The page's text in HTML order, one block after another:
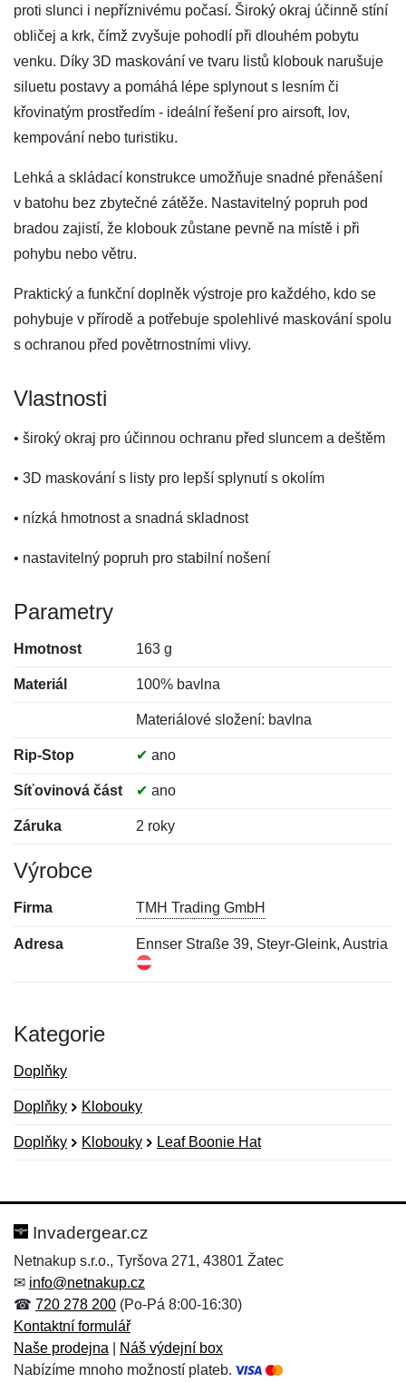
proti slunci i nepříznivému počasí. Široký okraj účinně stíní
obličej a krk, čímž zvyšuje pohodlí při dlouhém pobytu
venku. Díky 3D maskování ve tvaru listů klobouk narušuje
siluetu postavy a pomáhá lépe splynout s lesním či
křovinatým prostředím - ideální řešení pro airsoft, lov,
kempování nebo turistiku.
Lehká a skládací konstrukce umožňuje snadné přenášení
v batohu bez zbytečné zátěže. Nastavitelný popruh pod
bradou zajistí, že klobouk zůstane pevně na místě i při
pohybu nebo větru.
Praktický a funkční doplněk výstroje pro každého, kdo se
pohybuje v přírodě a potřebuje spolehlivé maskování spolu
s ochranou před povětrnostními vlivy.
Vlastnosti
• široký okraj pro účinnou ochranu před sluncem a deštěm
• 3D maskování s listy pro lepší splynutí s okolím
• nízká hmotnost a snadná skladnost
• nastavitelný popruh pro stabilní nošení
Parametry
Hmotnost 163 g
Materiál 100% bavlna
Materiálové složení: bavlna
Rip-Stop ✔ ano
Síťovinová část ✔ ano
Záruka 2 roky
Výrobce
Firma TMH Trading GmbH
Adresa Ennser Straße 39, Steyr-Gleink, Austria
Kategorie
Doplňky
Doplňky Klobouky
Doplňky Klobouky Leaf Boonie Hat
Hodnocení:
Jméno: *
Jméno:
E-mail:*
Invadergear.cz
Netnakup s.r.o., Tyršova 271, 43801 Žatec
✉ info@netnakup.cz
☎ 720 278 200 (Po-Pá 8:00-16:30)
Kontaktní formulář
Naše prodejna
Náš výdejní box
Nabízíme mnoho možností plateb.